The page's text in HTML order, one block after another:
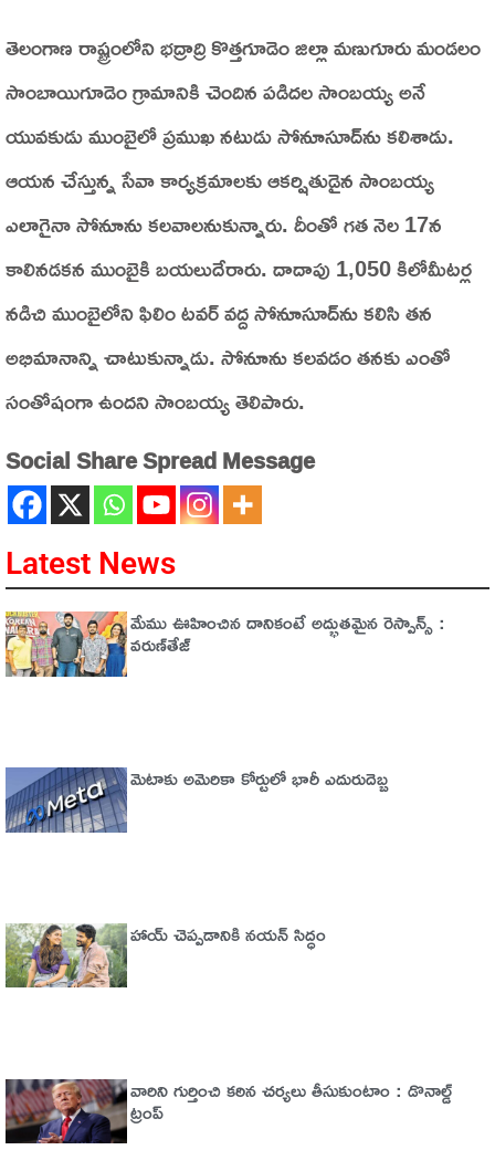
తెలంగాణ రాష్ట్రంలోని భద్రాద్రి కొత్తగూడెం జిల్లా మణుగూరు మండలం
సాంబాయిగూడెం గ్రామానికి చెందిన పడిదల సాంబయ్య అనే
యువకుడు ముంబైలో ప్రముఖ నటుడు సోనూసూద్‌ను కలిశాడు.
ఆయన చేస్తున్న సేవా కార్యక్రమాలకు ఆకర్షితుడైన సాంబయ్య
ఎలాగైనా సోనూను కలవాలనుకున్నారు. దీంతో గత నెల 17న
కాలినడకన ముంబైకి బయలుదేరారు. దాదాపు 1,050 కిలోమీటర్ల
నడిచి ముంబైలోని ఫిలిం టవర్‌ వద్ద సోనూసూద్‌ను కలిసి తన
అభిమానాన్ని చాటుకున్నాడు. సోనూను కలవడం తనకు ఎంతో
సంతోషంగా ఉందని సాంబయ్య తెలిపారు.
Social Share Spread Message
Latest News
మేము ఊహించిన దానికంటే అద్భుతమైన రెస్పాన్స్ :
వరుణ్‌తేజ్‌
మెటాకు అమెరికా కోర్టులో భారీ ఎదురుదెబ్బ
హాయ్ చెప్పడానికి నయన్ సిద్ధం
వారిని గుర్తించి కఠిన చర్యలు తీసుకుంటాం : డొనాల్డ్
ట్రంప్